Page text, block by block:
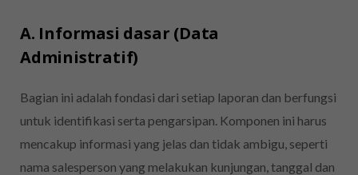
A. Informasi dasar (Data
Administratif)
Bagian ini adalah fondasi dari setiap laporan dan berfungsi
untuk identifikasi serta pengarsipan. Komponen ini harus
mencakup informasi yang jelas dan tidak ambigu, seperti
nama salesperson yang melakukan kunjungan, tanggal dan